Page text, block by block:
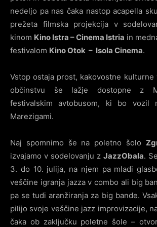
nedeljo pa nas čaka nastop acapella
prežeta filmska projekcija v
kinom Kino Istra – Cinema Istria in
festivalom Kino Otok – Isola Cinema.
Vstop ostaja prost, kakovostne kulturne
občinstvu še lažje dostopne z
festivalskim avtobusom, ki bo vozil
Marezigami.
Naj spomnimo še na poletno šolo
izvajamo v sodelovanju z JazzObala.
3. do 10. julija, na njem pa mladi
veščine igranja jazza v combo ali big
pa se tudi aranžiranja za big bande.
pilijo svoje veščine jazz improvizacije,
čaka ob zaključku poletne šole –